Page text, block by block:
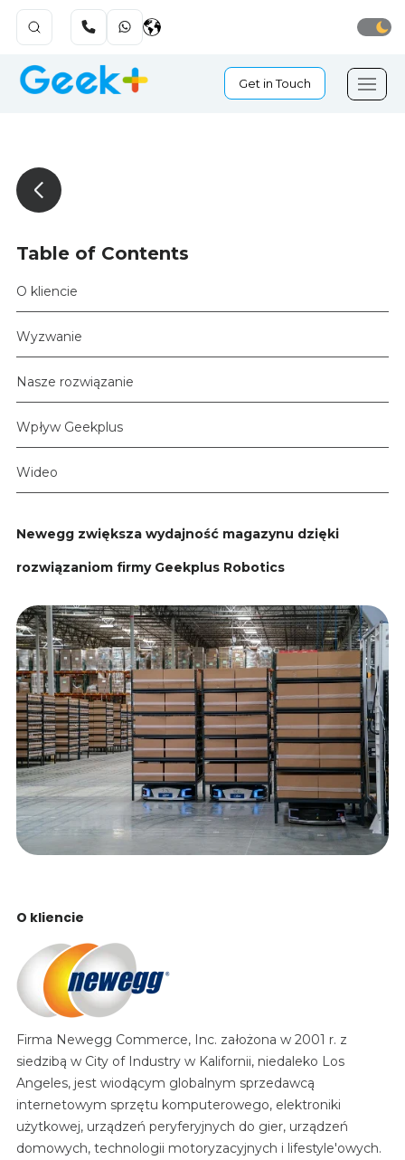
Get in Touch
Table of Contents
O kliencie
Wyzwanie
Nasze rozwiązanie
Wpływ Geekplus
Wideo
Newegg zwiększa wydajność magazynu dzięki
rozwiązaniom firmy Geekplus Robotics
O kliencie
Firma Newegg Commerce, Inc. założona w 2001 r. z
siedzibą w City of Industry w Kalifornii, niedaleko Los
Angeles, jest wiodącym globalnym sprzedawcą
internetowym sprzętu komputerowego, elektroniki
użytkowej, urządzeń peryferyjnych do gier, urządzeń
domowych, technologii motoryzacyjnych i lifestyle'owych.